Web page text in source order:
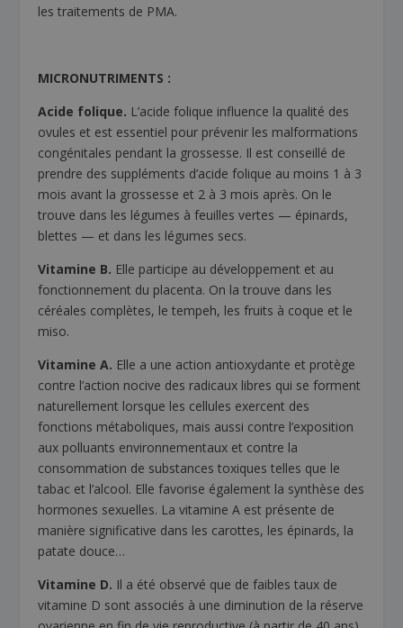
les traitements de PMA.
MICRONUTRIMENTS :
Acide folique. L’acide folique influence la qualité des
ovules et est essentiel pour prévenir les malformations
congénitales pendant la grossesse. Il est conseillé de
prendre des suppléments d’acide folique au moins 1 à 3
mois avant la grossesse et 2 à 3 mois après. On le
trouve dans les légumes à feuilles vertes — épinards,
blettes — et dans les légumes secs.
Vitamine B. Elle participe au développement et au
fonctionnement du placenta. On la trouve dans les
céréales complètes, le tempeh, les fruits à coque et le
miso.
Vitamine A. Elle a une action antioxydante et protège
contre l’action nocive des radicaux libres qui se forment
naturellement lorsque les cellules exercent des
fonctions métaboliques, mais aussi contre l’exposition
aux polluants environnementaux et contre la
consommation de substances toxiques telles que le
tabac et l’alcool. Elle favorise également la synthèse des
hormones sexuelles. La vitamine A est présente de
manière significative dans les carottes, les épinards, la
patate douce…
Vitamine D. Il a été observé que de faibles taux de
vitamine D sont associés à une diminution de la réserve